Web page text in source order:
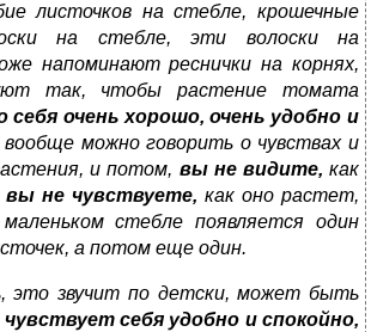
листочков на стебле, крошечные
на стебле, эти волоски на
напоминают реснички на корнях,
так, чтобы растение томата
себя очень хорошо, очень удобно и
вообще можно говорить о чувствах и
и потом, вы не видите, как
вы не чувствуете, как оно растет,
стебле появляется один
а потом еще один.
звучит по детски, может быть
чувствует себя удобно и спокойно,